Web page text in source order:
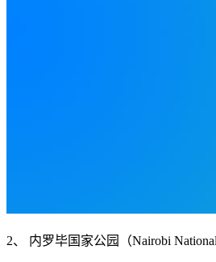
2、 内罗毕国家公园（Nairobi National